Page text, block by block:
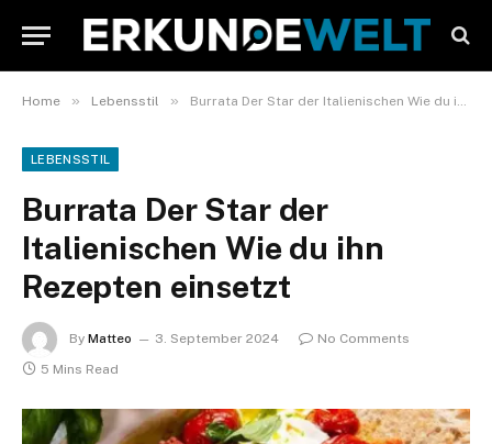
Home » Lebensstil » Burrata Der Star der Italienischen Wie du ihn Rezepten einsetzt
LEBENSSTIL
Burrata Der Star der
Italienischen Wie du ihn
Rezepten einsetzt
By Matteo 3. September 2024
No Comments
5 Mins Read